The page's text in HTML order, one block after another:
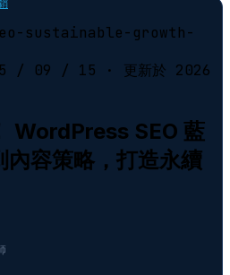
sustainable-growth-
/ 09 / 15 · 更新於 2026
WordPress SEO 藍
內容策略，打造永續